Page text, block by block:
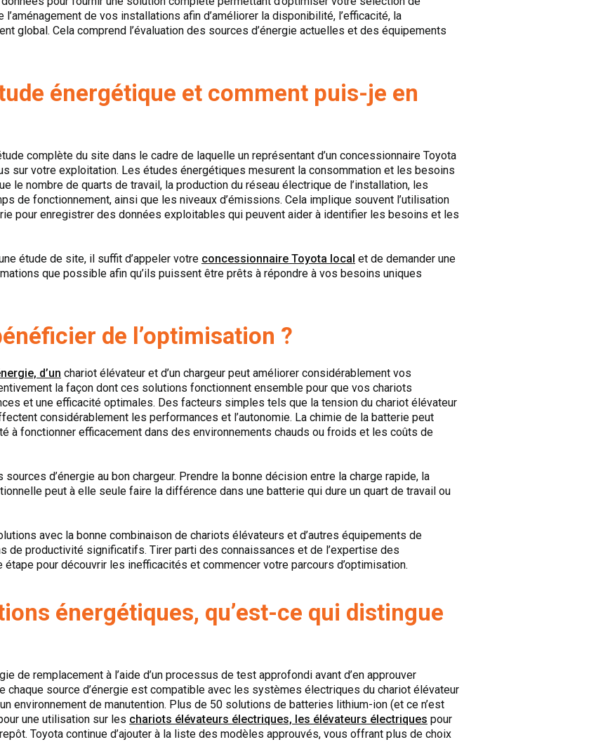
de vos installations afin d’améliorer la disponibilité, l’efficacité, la
global. Cela comprend l’évaluation des sources d’énergie actuelles et des équipements
énergétique et comment puis-je en
complète du site dans le cadre de laquelle un représentant d’un concessionnaire Toyota
sur votre exploitation. Les études énergétiques mesurent la consommation et les besoins
le nombre de quarts de travail, la production du réseau électrique de l’installation, les
de fonctionnement, ainsi que les niveaux d’émissions. Cela implique souvent l’utilisation
pour enregistrer des données exploitables qui peuvent aider à identifier les besoins et les
étude de site, il suffit d’appeler votre concessionnaire Toyota local et de demander une
que possible afin qu’ils puissent être prêts à répondre à vos besoins uniques
de l’optimisation ?
d’un chariot élévateur et d’un chargeur peut améliorer considérablement vos
la façon dont ces solutions fonctionnent ensemble pour que vos chariots
et une efficacité optimales. Des facteurs simples tels que la tension du chariot élévateur
considérablement les performances et l’autonomie. La chimie de la batterie peut
à fonctionner efficacement dans des environnements chauds ou froids et les coûts de
d’énergie au bon chargeur. Prendre la bonne décision entre la charge rapide, la
peut à elle seule faire la différence dans une batterie qui dure un quart de travail ou
avec la bonne combinaison de chariots élévateurs et d’autres équipements de
de productivité significatifs. Tirer parti des connaissances et de l’expertise des
pour découvrir les inefficacités et commencer votre parcours d’optimisation.
énergétiques, qu’est-ce qui distingue
de remplacement à l’aide d’un processus de test approfondi avant d’en approuver
chaque source d’énergie est compatible avec les systèmes électriques du chariot élévateur
environnement de manutention. Plus de 50 solutions de batteries lithium-ion (et ce n’est
une utilisation sur les chariots élévateurs électriques, les élévateurs électriques pour
Toyota continue d’ajouter à la liste des modèles approuvés, vous offrant plus de choix